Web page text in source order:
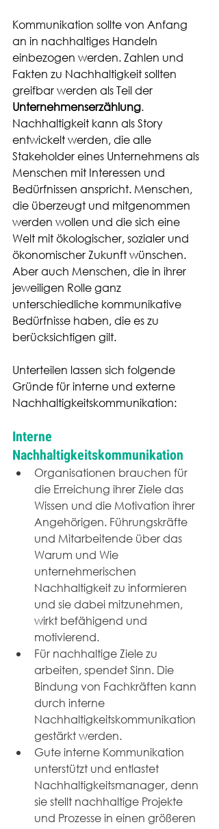
Kommunikation sollte von Anfang
an in nachhaltiges Handeln
einbezogen werden. Zahlen und
Fakten zu Nachhaltigkeit sollten
greifbar werden als Teil der
Unternehmenserzählung.
Nachhaltigkeit kann als Story
entwickelt werden, die alle
Stakeholder eines Unternehmens als
Menschen mit Interessen und
Bedürfnissen anspricht. Menschen,
die überzeugt und mitgenommen
werden wollen und die sich eine
Welt mit ökologischer, sozialer und
ökonomischer Zukunft wünschen.
Aber auch Menschen, die in ihrer
jeweiligen Rolle ganz
unterschiedliche kommunikative
Bedürfnisse haben, die es zu
berücksichtigen gilt.
Unterteilen lassen sich folgende
Gründe für interne und externe
Nachhaltigkeitskommunikation:
Interne
Nachhaltigkeitskommunikation
Organisationen brauchen für
die Erreichung ihrer Ziele das
Wissen und die Motivation ihrer
Angehörigen. Führungskräfte
und Mitarbeitende über das
Warum und Wie
unternehmerischen
Nachhaltigkeit zu informieren
und sie dabei mitzunehmen,
wirkt befähigend und
motivierend.
Für nachhaltige Ziele zu
arbeiten, spendet Sinn. Die
Bindung von Fachkräften kann
durch interne
Nachhaltigkeitskommunikation
gestärkt werden.
Gute interne Kommunikation
unterstützt und entlastet
Nachhaltigkeitsmanager, denn
sie stellt nachhaltige Projekte
und Prozesse in einen größeren